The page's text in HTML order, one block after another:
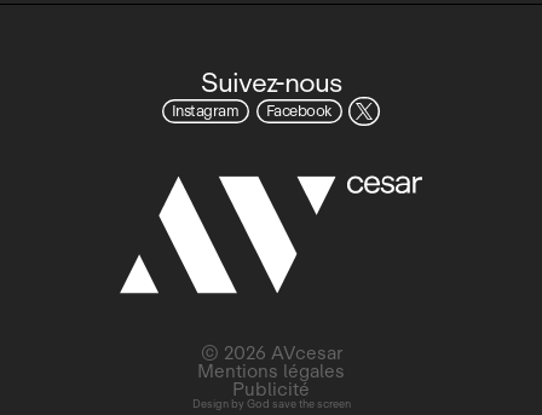
Suivez-nous
Instagram Facebook
Design by God save the screen
© 2026 AVcesar
Mentions légales
Publicité